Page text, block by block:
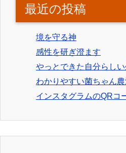
最近の投稿
境を守る神
感性を研ぎ澄ます
やっとできた自分らし
わかりやすい菌ちゃん
インスタグラムのQRコ